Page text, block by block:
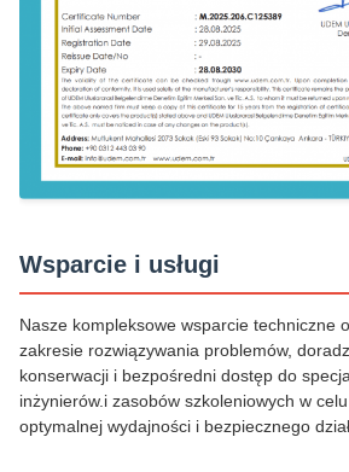
Wsparcie i usługi
Nasze kompleksowe wsparcie techniczne
zakresie rozwiązywania problemów,
konserwacji i bezpośredni dostęp do
inżynierów.i zasobów szkoleniowych w
optymalnej wydajności i bezpiecznego